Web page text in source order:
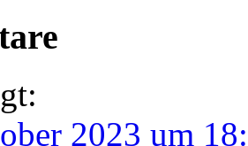
2023 um